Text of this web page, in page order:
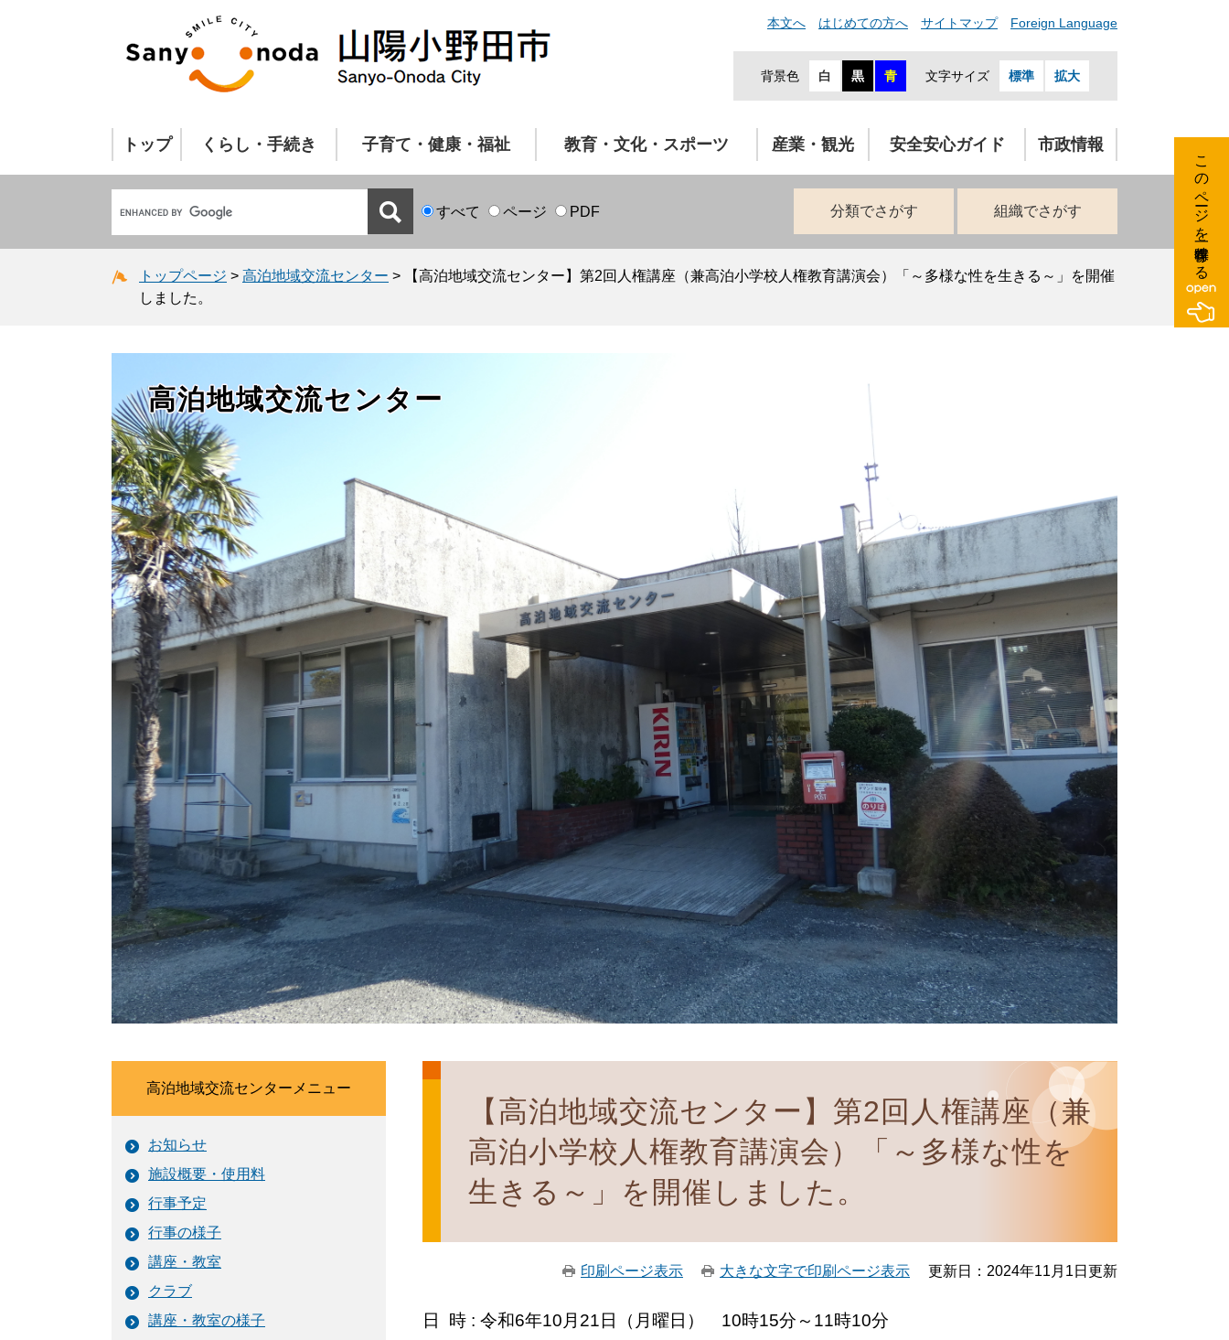
本文へ はじめての方へ サイトマップ Foreign Language
背景色 白 黒 青 文字サイズ 標準 拡大
トップ くらし・手続き 子育て・健康・福祉 教育・文化・スポーツ 産業・観光 安全安心ガイド 市政情報
すべて ページ PDF 分類でさがす 組織でさがす
トップページ > 高泊地域交流センター >
【高泊地域交流センター】第2回人権講座（兼高泊小学校人権教育講演会）「～多様な性を生きる～」を開催
しました。
高泊地域交流センター
【高泊地域交流センター】第2回人権講座（兼
高泊小学校人権教育講演会）「～多様な性を
生きる～」を開催しました。
印刷ページ表示 大きな文字で印刷ページ表示 更新日：2024年11月1日更新
日 時 : 令和6年10月21日（月曜日） 10時15分～11時10分
高泊地域交流センターメニュー
お知らせ
施設概要・使用料
行事予定
行事の様子
講座・教室
クラブ
講座・教室の様子
このページを一時保存する